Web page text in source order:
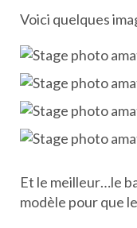
Voici quelques
Et le meilleur…le
modèle pour que